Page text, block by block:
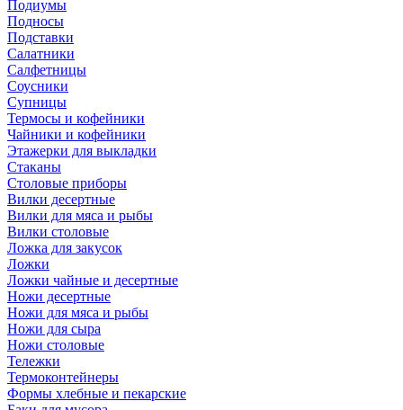
Подиумы
Подносы
Подставки
Салатники
Салфетницы
Соусники
Супницы
Термосы и кофейники
Чайники и кофейники
Этажерки для выкладки
Стаканы
Столовые приборы
Вилки десертные
Вилки для мяса и рыбы
Вилки столовые
Ложка для закусок
Ложки
Ложки чайные и десертные
Ножи десертные
Ножи для мяса и рыбы
Ножи для сыра
Ножи столовые
Тележки
Термоконтейнеры
Формы хлебные и пекарские